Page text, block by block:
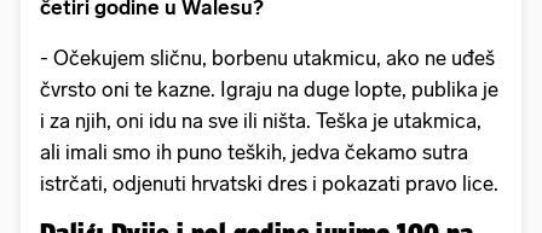
četiri godine u Walesu?
- Očekujem sličnu, borbenu utakmicu, ako ne uđeš
čvrsto oni te kazne. Igraju na duge lopte, publika je
i za njih, oni idu na sve ili ništa. Teška je utakmica,
ali imali smo ih puno teških, jedva čekamo sutra
istrčati, odjenuti hrvatski dres i pokazati pravo lice.